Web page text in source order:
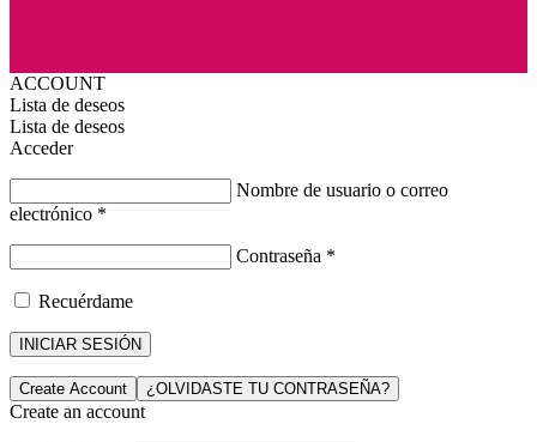
ACCOUNT
Lista de deseos
Lista de deseos
Acceder
Nombre de usuario o correo
electrónico *
Contraseña *
Recuérdame
INICIAR SESIÓN
Create Account ¿OLVIDASTE TU CONTRASEÑA?
Create an account